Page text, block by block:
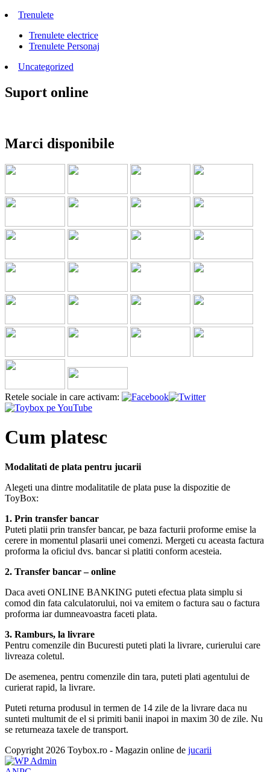
Trenulete
Trenulete electrice
Trenulete Personaj
Uncategorized
Suport online
Marci disponibile
Retele sociale in care activam:
Cum platesc
Modalitati de plata pentru jucarii
Alegeti una dintre modalitatile de plata puse la dispozitie de
ToyBox:
1. Prin transfer bancar
Puteti platii prin transfer bancar, pe baza facturii proforme emise la
cerere in momentul plasarii unei comenzi. Mergeti cu aceasta factura
proforma la oficiul dvs. bancar si platiti conform acesteia.
2. Transfer bancar – online
Daca aveti ONLINE BANKING puteti efectua plata simplu si
comod din fata calculatorului, noi va emitem o factura sau o factura
proforma iar dumneavoastra faceti plata.
3. Ramburs, la livrare
Pentru comenzile din Bucuresti puteti plati la livrare, curierului care
livreaza coletul.
De asemenea, pentru comenzile din tara, puteti plati agentului de
curierat rapid, la livrare.
Puteti returna produsul in termen de 14 zile de la livrare daca nu
sunteti multumit de el si primiti banii inapoi in maxim 30 de zile. Nu
se returneaza taxele de transport.
Copyright 2026 Toybox.ro - Magazin online de jucarii